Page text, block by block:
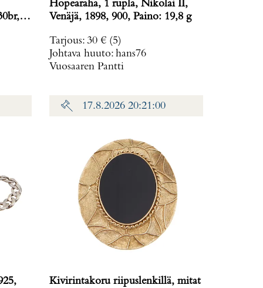
Hopearaha, 1 rupla, Nikolai II,
Venäjä, 1898, 900, Paino: 19,8 g
Tarjous: 30 € (5)
Johtava huuto: hans76
Vuosaaren Pantti
17.8.2026 20:21:00
Kivirintakoru riipuslenkillä, mitat